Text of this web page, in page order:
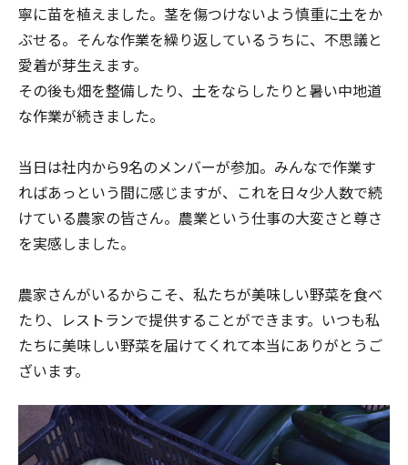
寧に苗を植えました。茎を傷つけないよう慎重に土をか
ぶせる。そんな作業を繰り返しているうちに、不思議と
愛着が芽生えます。
その後も畑を整備したり、土をならしたりと暑い中地道
な作業が続きました。
当日は社内から9名のメンバーが参加。みんなで作業す
ればあっという間に感じますが、これを日々少人数で続
けている農家の皆さん。農業という仕事の大変さと尊さ
を実感しました。
農家さんがいるからこそ、私たちが美味しい野菜を食べ
たり、レストランで提供することができます。いつも私
たちに美味しい野菜を届けてくれて本当にありがとうご
ざいます。